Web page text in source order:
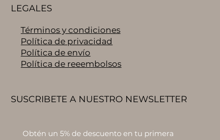
SUSCRIBETE A NUESTRO NEWSLETTER
Obtén un 5% de descuento en tu primera
LEGALES
Términos y condiciones
Política de privacidad
Política de envío
Política de reeembolsos